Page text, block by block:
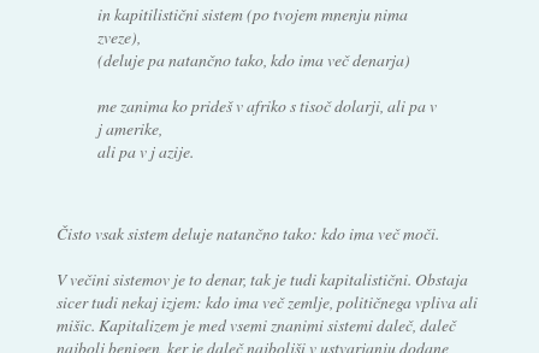
in kapitilistični sistem (po tvojem mnenju nima
zveze),
(deluje pa natančno tako, kdo ima več denarja)
me zanima ko prideš v afriko s tisoč dolarji, ali pa v
j amerike,
ali pa v j azije.
Čisto vsak sistem deluje natančno tako: kdo ima več moči.
V večini sistemov je to denar, tak je tudi kapitalistični. Obstaja
sicer tudi nekaj izjem: kdo ima več zemlje, političnega vpliva ali
mišic. Kapitalizem je med vsemi znanimi sistemi daleč, daleč
najbolj benigen, ker je daleč najboljši v ustvarjanju dodane